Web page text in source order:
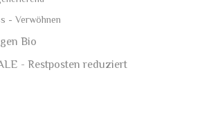
- Verwöhnen
Bio
- Restposten reduziert